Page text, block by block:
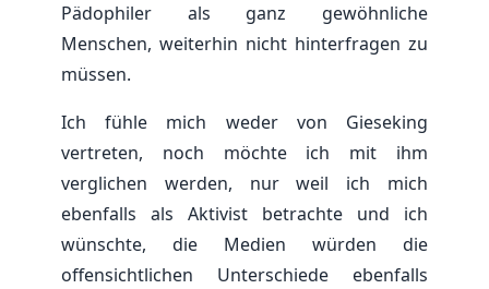
Pädophiler als ganz gewöhnliche
Menschen, weiterhin nicht hinterfragen zu
müssen.
Ich fühle mich weder von Gieseking
vertreten, noch möchte ich mit ihm
verglichen werden, nur weil ich mich
ebenfalls als Aktivist betrachte und ich
wünschte, die Medien würden die
offensichtlichen Unterschiede ebenfalls